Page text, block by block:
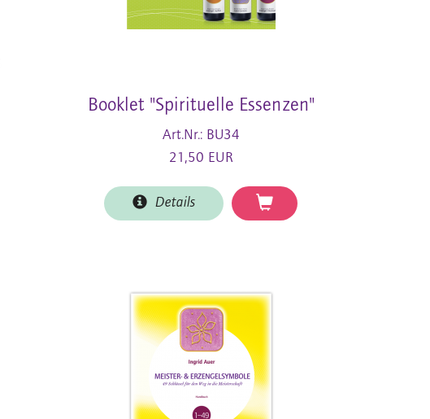
Booklet "Spirituelle Essenzen"
Art.Nr.: BU34
21,50 EUR
Details